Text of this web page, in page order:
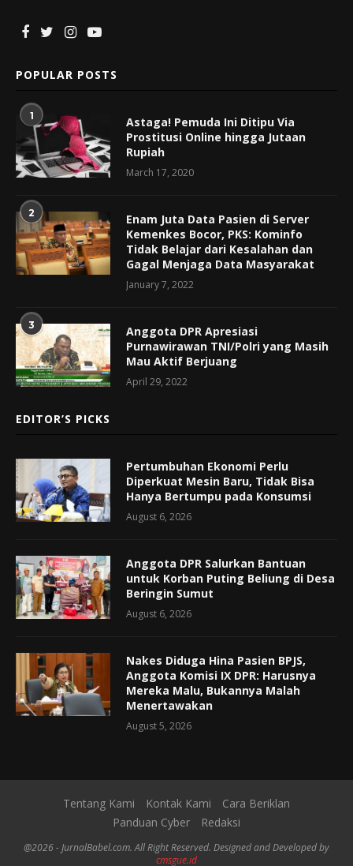
POPULAR POSTS
1
Astaga! Pemuda Ini Ditipu Via
Prostitusi Online hingga Jutaan
Rupiah
March 17, 2020
2
Enam Juta Data Pasien di Server
Kemenkes Bocor, PKS: Kominfo
Tidak Belajar dari Kesalahan dan
Gagal Menjaga Data Masyarakat
January 7, 2022
3
Anggota DPR Apresiasi
Purnawirawan TNI/Polri yang Masih
Mau Aktif Berjuang
April 29, 2022
EDITOR’S PICKS
Pertumbuhan Ekonomi Perlu
Diperkuat Mesin Baru, Tidak Bisa
Hanya Bertumpu pada Konsumsi
August 6, 2026
Anggota DPR Salurkan Bantuan
untuk Korban Puting Beliung di Desa
Beringin Sumut
August 6, 2026
Nakes Diduga Hina Pasien BPJS,
Anggota Komisi IX DPR: Harusnya
Mereka Malu, Bukannya Malah
Menertawakan
August 5, 2026
Tentang Kami Kontak Kami
Cara Beriklan
Panduan Cyber
Redaksi
@2026 - JurnalBabel.com. All Right Reserved. Designed and Developed by
cmsgue.id